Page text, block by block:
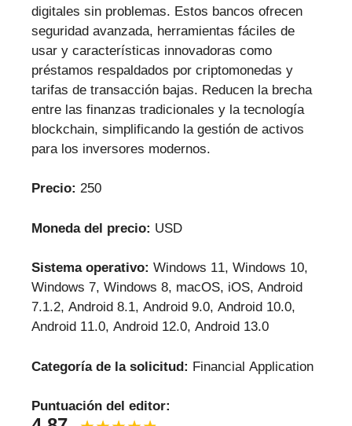
digitales sin problemas. Estos bancos ofrecen
seguridad avanzada, herramientas fáciles de
usar y características innovadoras como
préstamos respaldados por criptomonedas y
tarifas de transacción bajas. Reducen la brecha
entre las finanzas tradicionales y la tecnología
blockchain, simplificando la gestión de activos
para los inversores modernos.
Precio: 250
Moneda del precio: USD
Sistema operativo: Windows 11, Windows 10,
Windows 7, Windows 8, macOS, iOS, Android
7.1.2, Android 8.1, Android 9.0, Android 10.0,
Android 11.0, Android 12.0, Android 13.0
Categoría de la solicitud: Financial Application
Puntuación del editor: